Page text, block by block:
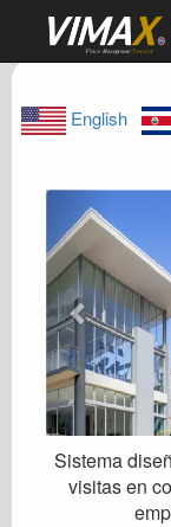
English
Sistema
visitas en